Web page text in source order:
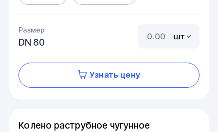
Размер
DN 80
шт
Узнать цену
Колено раструбное чугунное